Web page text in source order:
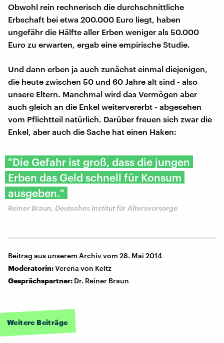
Obwohl rein rechnerisch die durchschnittliche
Erbschaft bei etwa 200.000 Euro liegt, haben
ungefähr die Hälfte aller Erben weniger als 50.000
Euro zu erwarten, ergab eine empirische Studie.
Und dann erben ja auch zunächst einmal diejenigen,
die heute zwischen 50 und 60 Jahre alt sind - also
unsere Eltern. Manchmal wird das Vermögen aber
auch gleich an die Enkel weitervererbt - abgesehen
vom Pflichtteil natürlich. Darüber freuen sich zwar die
Enkel, aber auch die Sache hat einen Haken:
"​Die Gefahr ist groß, dass die jungen
Erben das Geld schnell für Konsum
ausgeben."
Reiner Braun, Deutsches Institut für Altersvorsorge
Beitrag aus unserem Archiv vom 28. Mai 2014
Moderatorin:Verena von Keitz
Gesprächspartner: Dr. Reiner Braun
Weitere Beiträge